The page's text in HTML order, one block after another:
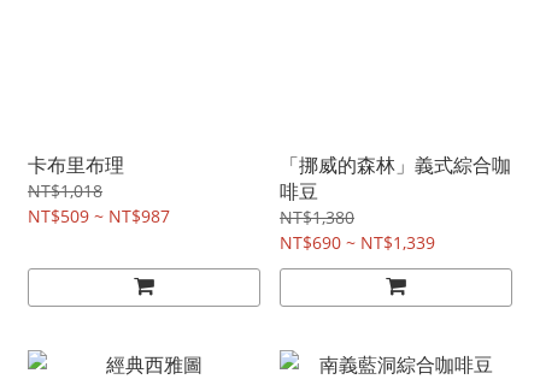
卡布里布理
NT$1,018
NT$509 ~ NT$987
「挪威的森林」義式綜合咖
啡豆
NT$1,380
NT$690 ~ NT$1,339